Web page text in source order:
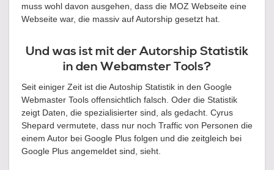
muss wohl davon ausgehen, dass die MOZ Webseite eine
Webseite war, die massiv auf Autorship gesetzt hat.
Und was ist mit der Autorship Statistik
in den Webamster Tools?
Seit einiger Zeit ist die Autoship Statistik in den Google
Webmaster Tools offensichtlich falsch. Oder die Statistik
zeigt Daten, die spezialisierter sind, als gedacht. Cyrus
Shepard vermutete, dass nur noch Traffic von Personen die
einem Autor bei Google Plus folgen und die zeitgleich bei
Google Plus angemeldet sind, sieht.